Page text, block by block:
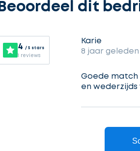
Beoordeel dit
4 / 5 stars
1 reviews
Karie
8 jaar geleden
Goede
en